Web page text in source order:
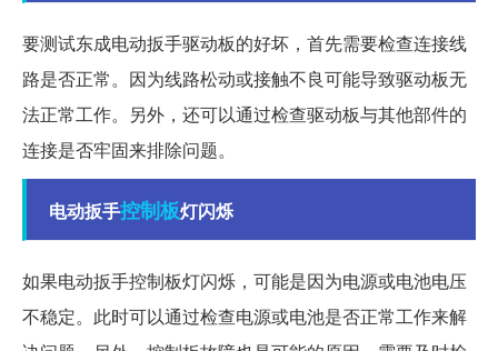
要测试东成电动扳手驱动板的好坏，首先需要检查连接线
路是否正常。因为线路松动或接触不良可能导致驱动板无
法正常工作。另外，还可以通过检查驱动板与其他部件的
连接是否牢固来排除问题。
电动扳手控制板灯闪烁
如果电动扳手控制板灯闪烁，可能是因为电源或电池电压
不稳定。此时可以通过检查电源或电池是否正常工作来解